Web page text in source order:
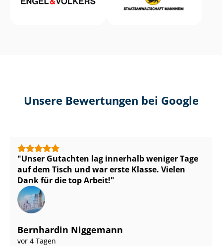
Unsere Bewertungen bei Google
Unser Gutachten lag innerhalb weniger Tage
auf dem Tisch und war erste Klasse. Vielen
Dank für die top Arbeit!
Bernhardin Niggemann
vor 4 Tagen